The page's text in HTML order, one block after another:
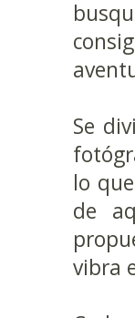
Se
lo
de
vibra